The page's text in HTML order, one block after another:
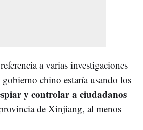
a varias investigaciones
chino estaría usando los
y controlar a ciudadanos
de Xinjiang, al menos